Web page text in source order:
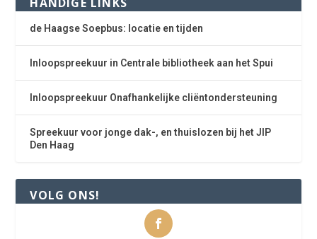
de Haagse Soepbus: locatie en tijden
Inloopspreekuur in Centrale bibliotheek aan het Spui
Inloopspreekuur Onafhankelijke cliëntondersteuning
Spreekuur voor jonge dak-, en thuislozen bij het JIP
Den Haag
VOLG ONS!